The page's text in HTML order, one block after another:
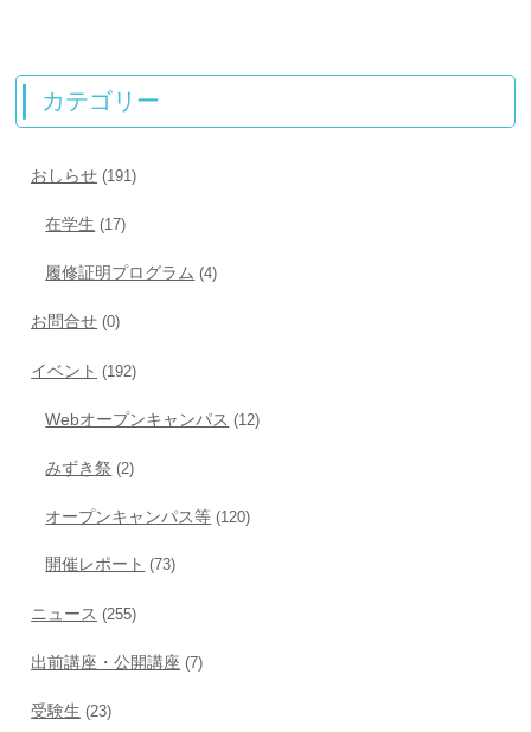
カテゴリー
おしらせ (191)
在学生 (17)
履修証明プログラム (4)
お問合せ (0)
イベント (192)
Webオープンキャンパス (12)
みずき祭 (2)
オープンキャンパス等 (120)
開催レポート (73)
ニュース (255)
出前講座・公開講座 (7)
受験生 (23)